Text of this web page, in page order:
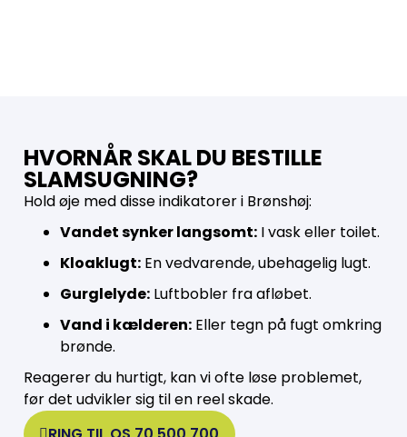
HVORNÅR SKAL DU BESTILLE
SLAMSUGNING?
Hold øje med disse indikatorer i Brønshøj:
Vandet synker langsomt:I vask eller toilet.
Kloaklugt:En vedvarende, ubehagelig lugt.
Gurglelyde:Luftbobler fra afløbet.
Vand i kælderen:Eller tegn på fugt omkring
brønde.
Reagerer du hurtigt, kan vi ofte løse problemet,
før det udvikler sig til en reel skade.